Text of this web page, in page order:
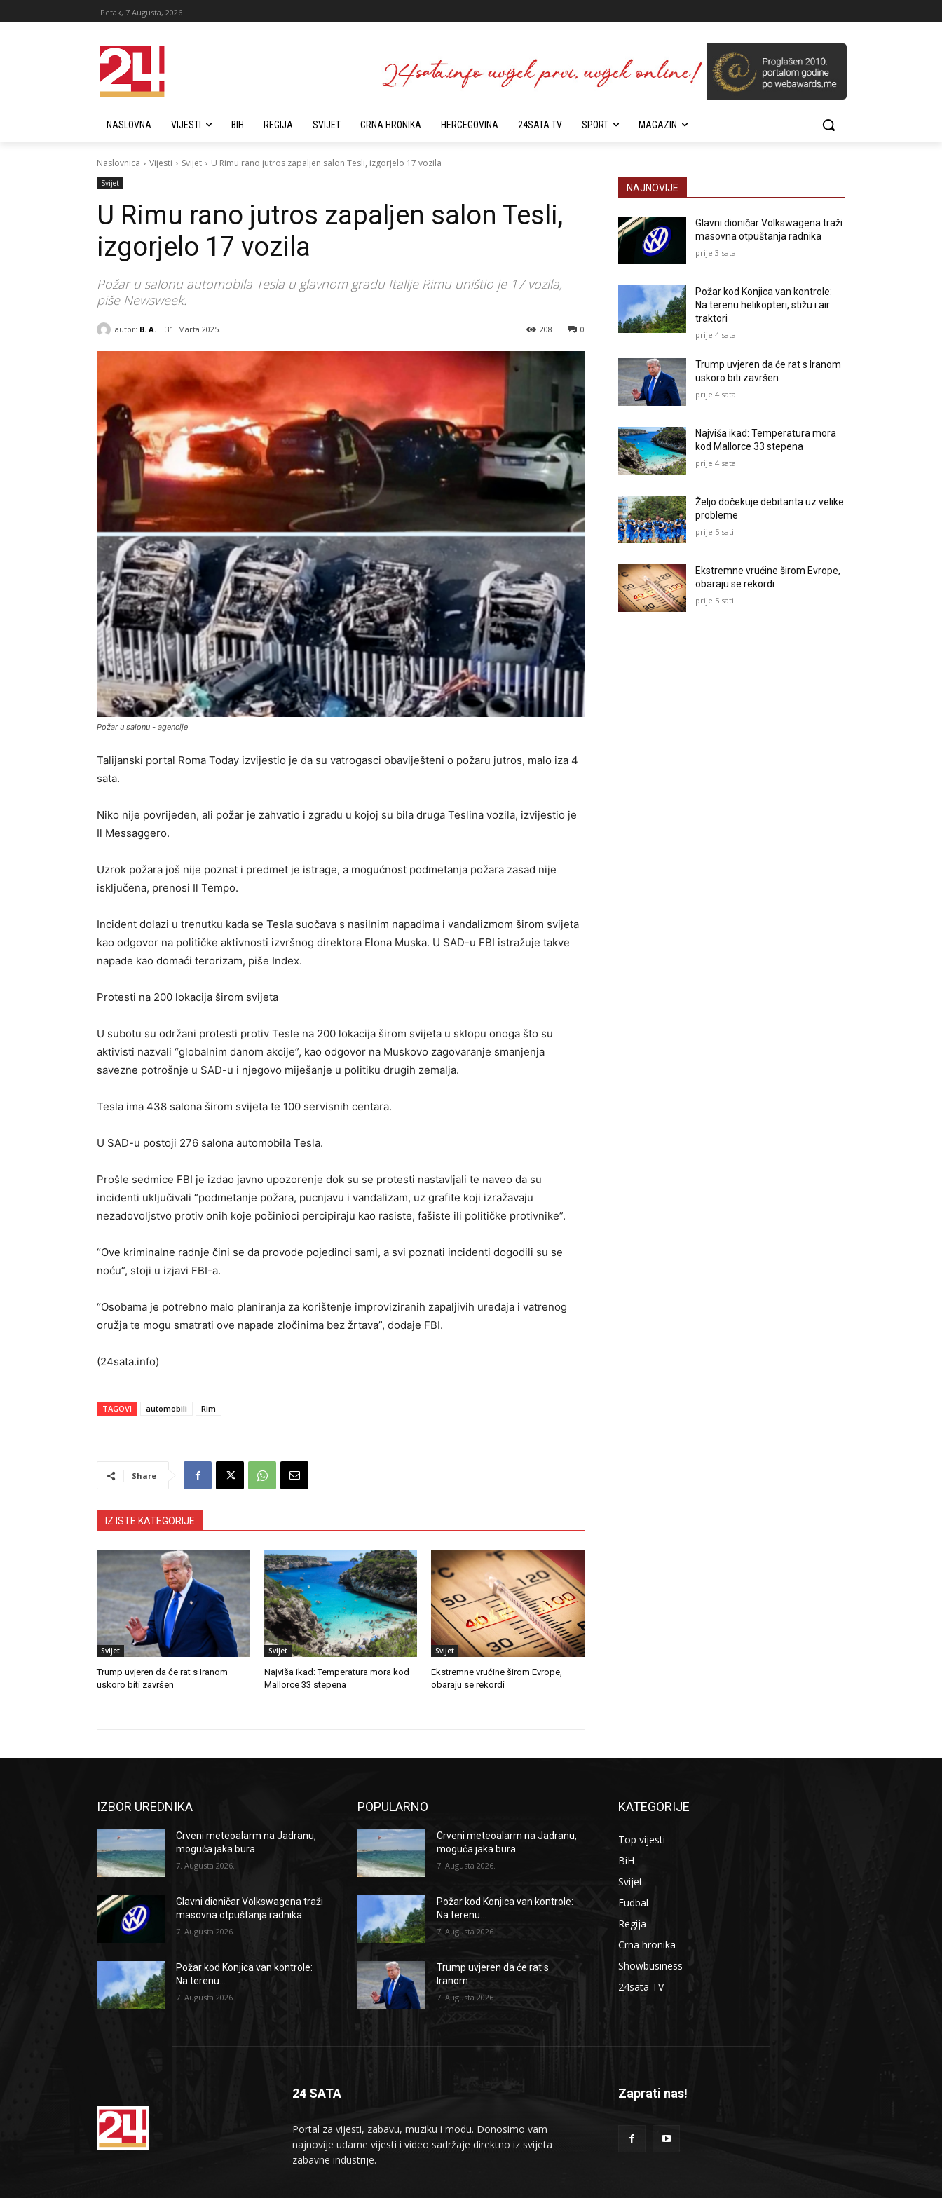
Petak, 7 Augusta, 2026
NASLOVNA VIJESTI BIH REGIJA SVIJET CRNA HRONIKA HERCEGOVINA 24SATA TV SPORT MAGAZIN
Naslovnica Vijesti Svijet U Rimu rano jutros zapaljen salon Tesli, izgorjelo 17 vozila
Svijet
U Rimu rano jutros zapaljen salon Tesli,
izgorjelo 17 vozila
Požar u salonu automobila Tesla u glavnom gradu Italije Rimu uništio je 17 vozila,
piše Newsweek.
autor: B. A. 31. Marta 2025. 0
208
Požar u salonu - agencije
Talijanski portal Roma Today izvijestio je da su vatrogasci obaviješteni o požaru jutros, malo iza 4
sata.
Niko nije povrijeđen, ali požar je zahvatio i zgradu u kojoj su bila druga Teslina vozila, izvijestio je
Il Messaggero.
Uzrok požara još nije poznat i predmet je istrage, a mogućnost podmetanja požara zasad nije
isključena, prenosi Il Tempo.
Incident dolazi u trenutku kada se Tesla suočava s nasilnim napadima i vandalizmom širom svijeta
kao odgovor na političke aktivnosti izvršnog direktora Elona Muska. U SAD-u FBI istražuje takve
napade kao domaći terorizam, piše Index.
Protesti na 200 lokacija širom svijeta
U subotu su održani protesti protiv Tesle na 200 lokacija širom svijeta u sklopu onoga što su
aktivisti nazvali “globalnim danom akcije”, kao odgovor na Muskovo zagovaranje smanjenja
savezne potrošnje u SAD-u i njegovo miješanje u politiku drugih zemalja.
Tesla ima 438 salona širom svijeta te 100 servisnih centara.
U SAD-u postoji 276 salona automobila Tesla.
Prošle sedmice FBI je izdao javno upozorenje dok su se protesti nastavljali te naveo da su
incidenti uključivali “podmetanje požara, pucnjavu i vandalizam, uz grafite koji izražavaju
nezadovoljstvo protiv onih koje počinioci percipiraju kao rasiste, fašiste ili političke protivnike”.
“Ove kriminalne radnje čini se da provode pojedinci sami, a svi poznati incidenti dogodili su se
noću”, stoji u izjavi FBI-a.
“Osobama je potrebno malo planiranja za korištenje improviziranih zapaljivih uređaja i vatrenog
oružja te mogu smatrati ove napade zločinima bez žrtava”, dodaje FBI.
(24sata.info)
TAGOVI automobili Rim
Share
IZ ISTE KATEGORIJE
Svijet
Trump uvjeren da će rat s Iranom
uskoro biti završen
Svijet
Najviša ikad: Temperatura mora kod
Mallorce 33 stepena
Svijet
Ekstremne vrućine širom Evrope,
obaraju se rekordi
NAJNOVIJE
Glavni dioničar Volkswagena traži
masovna otpuštanja radnika
prije 3 sata
Požar kod Konjica van kontrole:
Na terenu helikopteri, stižu i air
traktori
prije 4 sata
Trump uvjeren da će rat s Iranom
uskoro biti završen
prije 4 sata
Najviša ikad: Temperatura mora
kod Mallorce 33 stepena
prije 4 sata
Željo dočekuje debitanta uz velike
probleme
prije 5 sati
Ekstremne vrućine širom Evrope,
obaraju se rekordi
prije 5 sati
IZBOR UREDNIKA
Crveni meteoalarm na Jadranu,
moguća jaka bura
7. Augusta 2026.
Glavni dioničar Volkswagena traži
masovna otpuštanja radnika
7. Augusta 2026.
Požar kod Konjica van kontrole:
Na terenu...
7. Augusta 2026.
POPULARNO
Crveni meteoalarm na Jadranu,
moguća jaka bura
7. Augusta 2026.
Požar kod Konjica van kontrole:
Na terenu...
7. Augusta 2026.
Trump uvjeren da će rat s
Iranom...
7. Augusta 2026.
KATEGORIJE
Top vijesti
BiH
Svijet
Fudbal
Regija
Crna hronika
Showbusiness
24sata TV
24 SATA
Portal za vijesti, zabavu, muziku i modu. Donosimo vam
najnovije udarne vijesti i video sadržaje direktno iz svijeta
zabavne industrije.
Zaprati nas!